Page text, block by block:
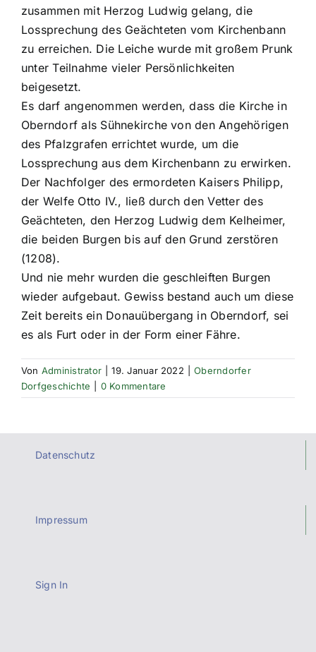
zusammen mit Herzog Ludwig gelang, die
Lossprechung des Geächteten vom Kirchenbann
zu erreichen. Die Leiche wurde mit großem Prunk
unter Teilnahme vieler Persönlichkeiten
beigesetzt.
Es darf angenommen werden, dass die Kirche in
Oberndorf als Sühnekirche von den Angehörigen
des Pfalzgrafen errichtet wurde, um die
Lossprechung aus dem Kirchenbann zu erwirken.
Der Nachfolger des ermordeten Kaisers Philipp,
der Welfe Otto IV., ließ durch den Vetter des
Geächteten, den Herzog Ludwig dem Kelheimer,
die beiden Burgen bis auf den Grund zerstören
(1208).
Und nie mehr wurden die geschleiften Burgen
wieder aufgebaut. Gewiss bestand auch um diese
Zeit bereits ein Donauübergang in Oberndorf, sei
es als Furt oder in der Form einer Fähre.
Von Administrator 19. Januar 2022
Oberndorfer
Dorfgeschichte
0 Kommentare
Datenschutz
Impressum
Sign In